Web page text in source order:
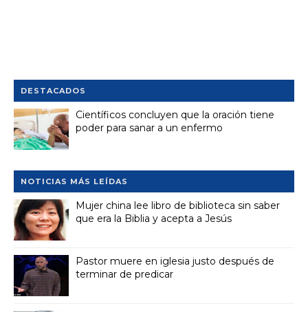
DESTACADOS
Científicos concluyen que la oración tiene
poder para sanar a un enfermo
NOTICIAS MÁS LEÍDAS
Mujer china lee libro de biblioteca sin saber
que era la Biblia y acepta a Jesús
Pastor muere en iglesia justo después de
terminar de predicar